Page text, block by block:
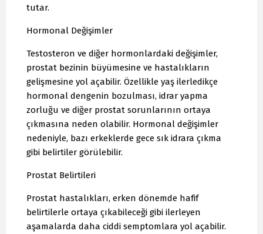
tutar.
Hormonal Değişimler
Testosteron ve diğer hormonlardaki değişimler,
prostat bezinin büyümesine ve hastalıkların
gelişmesine yol açabilir. Özellikle yaş ilerledikçe
hormonal dengenin bozulması, idrar yapma
zorluğu ve diğer prostat sorunlarının ortaya
çıkmasına neden olabilir. Hormonal değişimler
nedeniyle, bazı erkeklerde gece sık idrara çıkma
gibi belirtiler görülebilir.
Prostat Belirtileri
Prostat hastalıkları, erken dönemde hafif
belirtilerle ortaya çıkabileceği gibi ilerleyen
aşamalarda daha ciddi semptomlara yol açabilir.